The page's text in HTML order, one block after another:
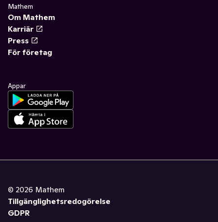
Mathem
Om Mathem
Karriär
Press
För företag
Appar
© 2026 Mathem
Tillgänglighetsredogörelse
GDPR